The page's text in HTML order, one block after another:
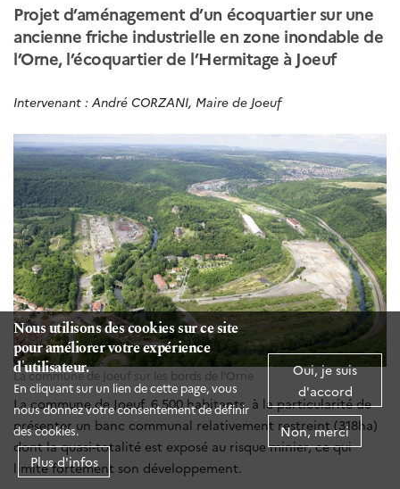
Nous utilisons des cookies sur ce site
pour améliorer votre expérience
d'utilisateur.
En cliquant sur un lien de cette page, vous
nous donnez votre consentement de définir
des cookies.
Plus d'infos
Oui, je suis
d'accord
Non, merci
Projet d’aménagement d’un écoquartier sur une
ancienne friche industrielle en zone inondable de
l’Orne, l’écoquartier de l’Hermitage à Joeuf
Intervenant : André CORZANI, Maire de Joeuf
La commune de Joeuf sur les bords de l'Orne
La commune de Joeuf, 6 500 habitants, à la particularité de
présenter un banc communal relativement restreint (318ha)
dont la quasi-totalité est exposé au risque minier, ce qui
limite fortement son développement.